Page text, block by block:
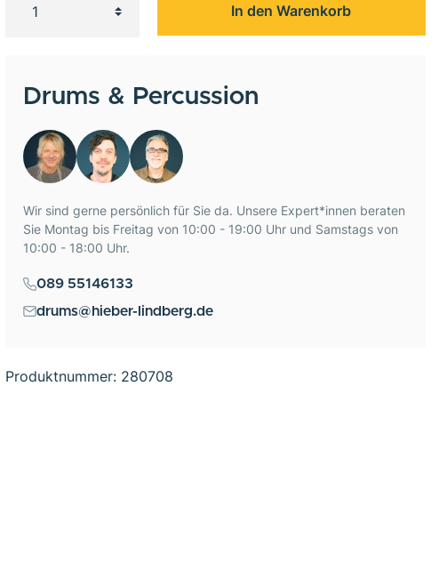
In den Warenkorb
Produktnummer: 280708
Drums & Percussion
Wir sind gerne persönlich für Sie da. Unsere Expert*innen beraten
Sie Montag bis Freitag von 10:00 - 19:00 Uhr und Samstags von
10:00 - 18:00 Uhr.
089 55146133
drums@hieber-lindberg.de